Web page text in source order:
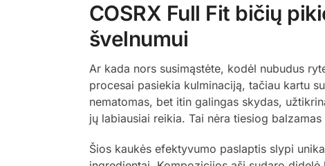
COSRX Full Fit bičių
švelnumui
Ar kada nors susimąstėte, kodėl nubudus
procesai pasiekia kulminaciją, tačiau kartu
nematomas, bet itin galingas skydas,
jų labiausiai reikia. Tai nėra tiesiog
Šios kaukės efektyvumo paslaptis slypi